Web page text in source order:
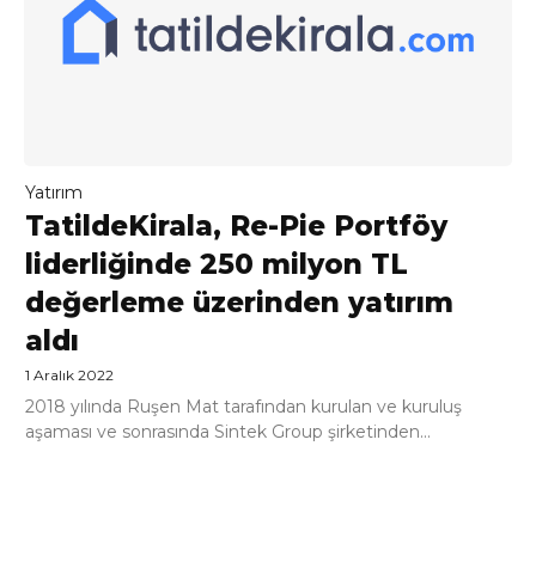
Yatırım
TatildeKirala, Re-Pie Portföy
liderliğinde 250 milyon TL
değerleme üzerinden yatırım
aldı
1 Aralık 2022
2018 yılında Ruşen Mat tarafından kurulan ve kuruluş
aşaması ve sonrasında Sintek Group şirketinden...